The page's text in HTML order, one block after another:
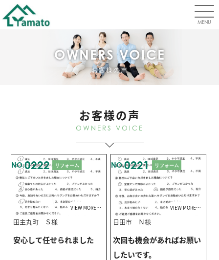
MENU
OWNERS VOICE
お客様の声
お客様の声
OWNERS VOICE
VIEW MORE…
NO.0222 リフォーム
田主丸町 Ｓ様
安心して任せられました
VIEW MORE…
NO.0221 リフォーム
日田市 Ｎ様
次回も機会があればお願い
したいです。